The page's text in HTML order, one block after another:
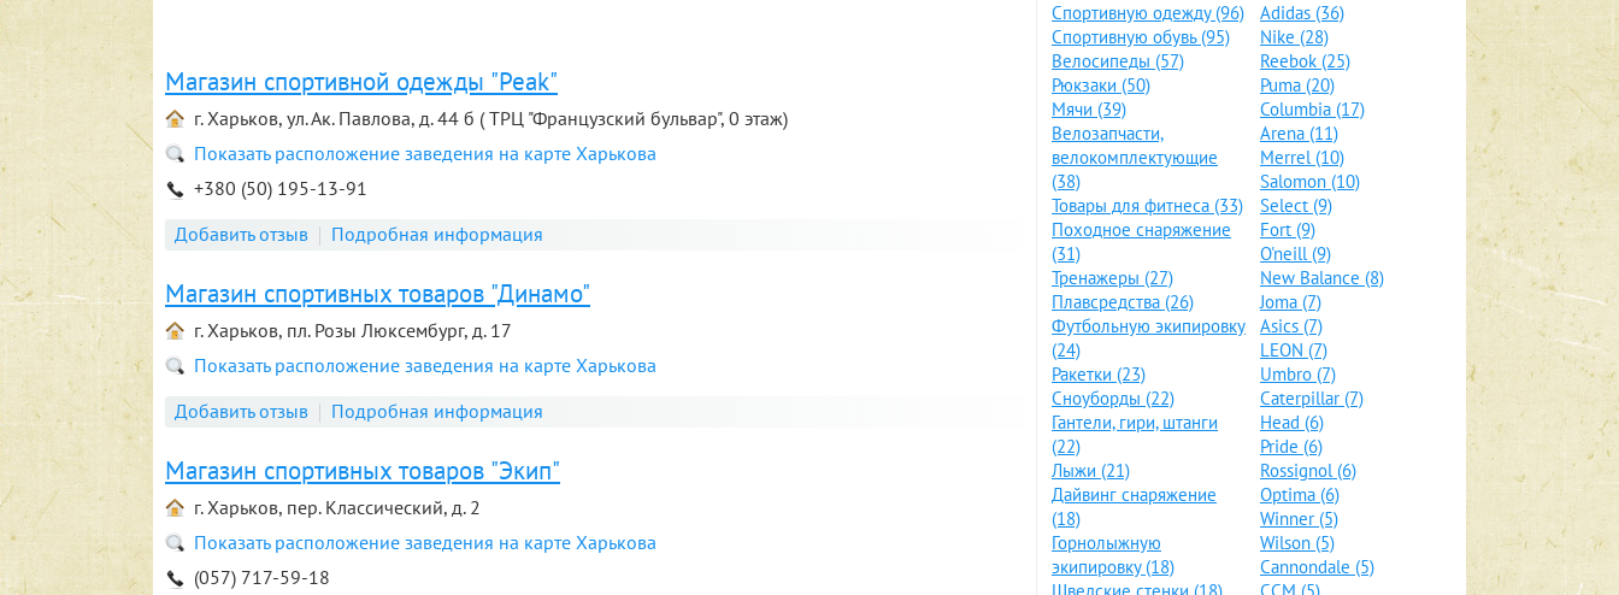
Магазин спортивной одежды "Peak"
г. Харьков, ул. Ак. Павлова, д. 44 б ( ТРЦ "Французский бульвар", 0 этаж)
Показать расположение заведения на карте Харькова
+380 (50) 195-13-91
Добавить отзыв
Подробная информация
Магазин спортивных товаров "Динамо"
г. Харьков, пл. Розы Люксембург, д. 17
Показать расположение заведения на карте Харькова
Добавить отзыв
Подробная информация
Магазин спортивных товаров "Экип"
г. Харьков, пер. Классический, д. 2
Показать расположение заведения на карте Харькова
(057) 717-59-18
Спортивную одежду (96)
Спортивную обувь (95)
Велосипеды (57)
Рюкзаки (50)
Мячи (39)
Велозапчасти,
велокомплектующие
(38)
Товары для фитнеса (33)
Походное снаряжение
(31)
Тренажеры (27)
Плавсредства (26)
Футбольную экипировку
(24)
Ракетки (23)
Сноуборды (22)
Гантели, гири, штанги
(22)
Лыжи (21)
Дайвинг снаряжение
(18)
Горнолыжную
экипировку (18)
Adidas (36)
Nike (28)
Reebok (25)
Puma (20)
Columbia (17)
Arena (11)
Merrel (10)
Salomon (10)
Select (9)
Fort (9)
O'neill (9)
New Balance (8)
Joma (7)
Asics (7)
LEON (7)
Umbro (7)
Caterpillar (7)
Head (6)
Pride (6)
Rossignol (6)
Optima (6)
Winner (5)
Wilson (5)
Cannondale (5)